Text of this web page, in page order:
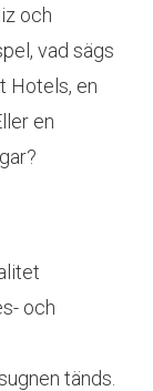
och
vad sägs
Hotels, en
en
och
tänds.